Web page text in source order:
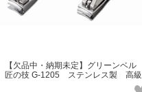
【欠品中・納期未定】グリーンベル
匠の技 G-1205 ステンレス製 高級